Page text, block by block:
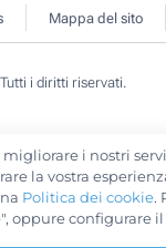
Mappa del sito
i diritti riservati.
i nostri
la vostra
Politica dei cookie.
oppure configurare